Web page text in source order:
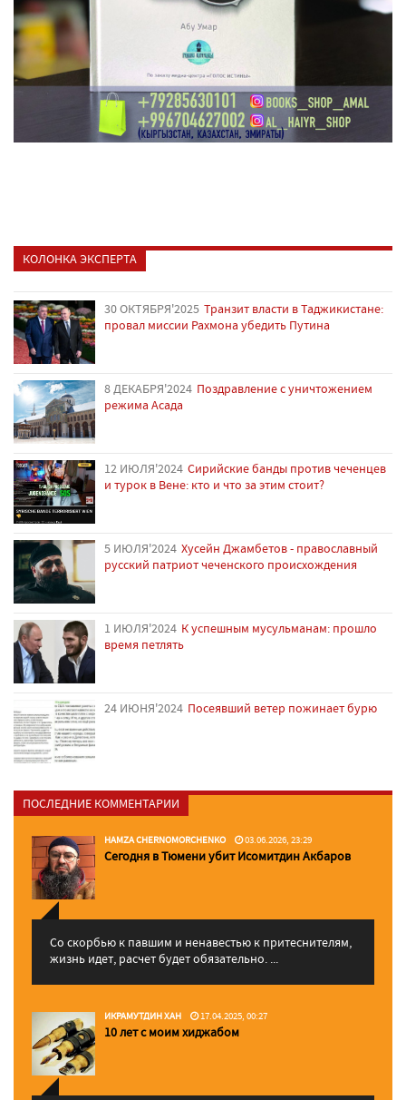
КОЛОНКА ЭКСПЕРТА
30 ОКТЯБРЯ'2025 Транзит власти в Таджикистане:
провал миссии Рахмона убедить Путина
8 ДЕКАБРЯ'2024 Поздравление с уничтожением
режима Асада
12 ИЮЛЯ'2024 Сирийские банды против чеченцев
и турок в Вене: кто и что за этим стоит?
5 ИЮЛЯ'2024 Хусейн Джамбетов - православный
русский патриот чеченского происхождения
1 ИЮЛЯ'2024 К успешным мусульманам: прошло
время петлять
24 ИЮНЯ'2024 Посеявший ветер пожинает бурю
ПОСЛЕДНИЕ КОММЕНТАРИИ
HAMZA CHERNOMORCHENKO 03.06.2026, 23:29
Сегодня в Тюмени убит Исомитдин Акбаров
Со скорбью к павшим и ненавестью к притеснителям,
жизнь идет, расчет будет обязательно. ...
ИКРАМУТДИН ХАН 17.04.2025, 00:27
10 лет с моим хиджабом